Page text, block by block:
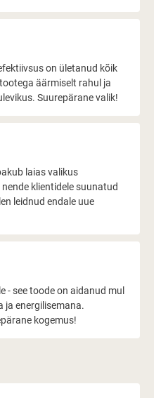
on ületanud kõik
äärmiselt rahul ja
Suurepärane valik!
laias valikus
klientidele suunatud
leidnud endale uue
- see toode on aidanud mul
ja energilisemana.
kogemus!